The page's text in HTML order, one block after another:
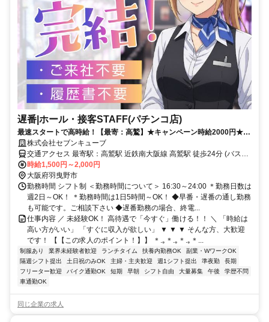
遅番|ホール・接客STAFF(パチンコ店)
最速スタートで高時給！【最寄：高鷲】★キャンペーン時給2000円★週
2日～＆短時間も可能！しっかり稼げる◎日払い即日対応！
株式会社セブンキューブ
交通アクセス 最寄駅：高鷲駅 近鉄南大阪線 高鷲駅 徒歩24分 (バス利
用推奨：埴生 徒歩9分) 【交通アクセス】 ◆車通勤（アクセス抜
群！） 西名阪道「藤井寺IC」・松原ICより車で約10分 国道170号
（外環状線）近く！ 藤井寺市・松原市・堺市・富田林市・八尾市方
面からもアクセス良好です。 ◆電車・バス 近鉄南大阪線「藤井寺
駅」「高鷲駅」「古市駅」よりバス・車で7〜12分（バス停「埴生」
徒歩9分）
時給1,500円～2,000円
大阪府羽曳野市
勤務時間 シフト制 ＜勤務時間について＞ 16:30～24:00 ＊勤務日数は
週2日～OK！ ＊勤務時間は1日5時間～OK！ ◆早番・遅番の通し勤務
も可能です。ご相談下さい ◆遅番勤務の場合、終電...
仕事内容 ／ 未経験OK！ 高待遇で「今すぐ」働ける！！ ＼ 「時給は
高い方がいい」 「すぐに収入が欲しい」 ▼ ▼ ▼ そんな方、大歓迎
です！ 【【この求人のポイント！】】 ＊.｡＊.｡＊.｡＊...
制服あり 業界未経験者歓迎 ランチタイム 扶養内勤務OK
副業・WワークOK
隔週シフト提出
土日祝のみOK 主婦・主夫歓迎 週1シフト提出 準夜勤
長期
フリーター歓迎
バイク通勤OK 短期 早朝 シフト自由 大量募集 午後
学歴不問
車通勤OK
同じ企業の求人